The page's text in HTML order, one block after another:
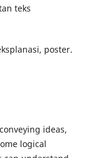
teks
poster.
ideas,
logical